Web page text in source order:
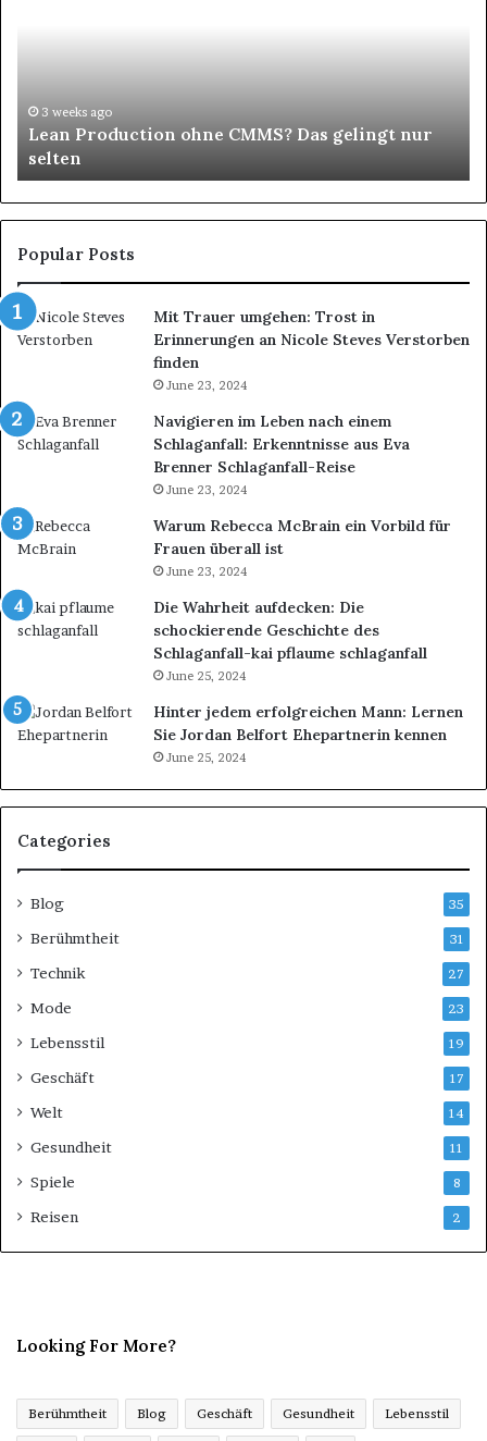
ohne CMMS? Das gelingt nur
Schönes
Popular Posts
Mit Trauer umgehen: Trost in
Erinnerungen an Nicole Steves Verstorben
finden
June 23, 2024
Navigieren im Leben nach einem
Schlaganfall: Erkenntnisse aus Eva
Brenner Schlaganfall-Reise
June 23, 2024
Warum Rebecca McBrain ein Vorbild für
Frauen überall ist
June 23, 2024
Die Wahrheit aufdecken: Die
schockierende Geschichte des
Schlaganfall-kai pflaume schlaganfall
June 25, 2024
Hinter jedem erfolgreichen Mann: Lernen
Sie Jordan Belfort Ehepartnerin kennen
June 25, 2024
Categories
Blog 35
Berühmtheit 31
Technik 27
Mode 23
Lebensstil 19
Geschäft 17
Welt 14
Gesundheit 11
Spiele 8
Reisen 2
Looking For More?
Berühmtheit Blog Geschäft Gesundheit Lebensstil